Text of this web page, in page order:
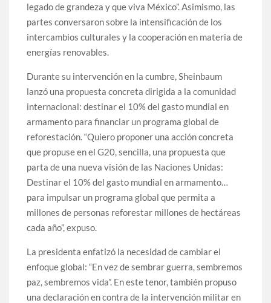
legado de grandeza y que viva México”. Asimismo, las
partes conversaron sobre la intensificación de los
intercambios culturales y la cooperación en materia de
energías renovables.
Durante su intervención en la cumbre, Sheinbaum
lanzó una propuesta concreta dirigida a la comunidad
internacional: destinar el 10% del gasto mundial en
armamento para financiar un programa global de
reforestación. “Quiero proponer una acción concreta
que propuse en el G20, sencilla, una propuesta que
parta de una nueva visión de las Naciones Unidas:
Destinar el 10% del gasto mundial en armamento…
para impulsar un programa global que permita a
millones de personas reforestar millones de hectáreas
cada año”, expuso.
La presidenta enfatizó la necesidad de cambiar el
enfoque global: “En vez de sembrar guerra, sembremos
paz, sembremos vida”. En este tenor, también propuso
una declaración en contra de la intervención militar en